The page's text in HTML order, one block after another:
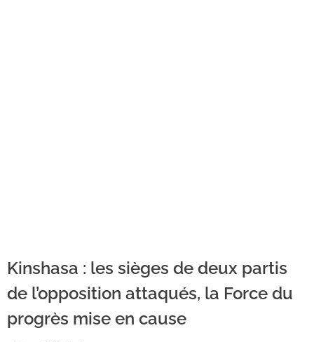
Kinshasa : les sièges de deux partis
de l’opposition attaqués, la Force du
progrès mise en cause